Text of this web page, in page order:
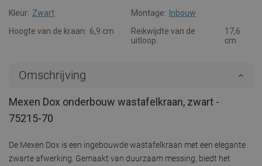
Kleur: Zwart Montage:
Inbouw
Hoogte van de kraan: 6,9 cm
Reikwijdte van de
uitloop:
17,6
cm
Omschrijving
Mexen Dox onderbouw wastafelkraan, zwart -
75215-70
De Mexen Dox is een ingebouwde wastafelkraan met een elegante
zwarte afwerking. Gemaakt van duurzaam messing, biedt het